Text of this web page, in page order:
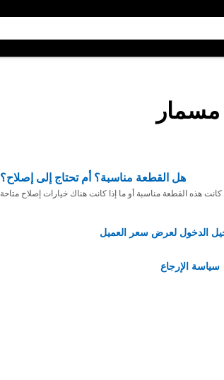
مسمار
هل القطعة مناسبة؟ أم تحتاج إلى إصلاح؟
هذه القطعة مناسبة أو ما إذا كانت هناك خيارات إصلاح متاحة
الدخول لعرض سعر العميل
سياسة الإرجاع